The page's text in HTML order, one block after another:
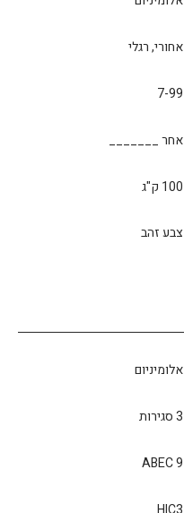
אחורי, רגלי
7-99
אחר _______
100 ק"ג
צבע זהב
אלומיניום
3 סגירות
ABEC 9